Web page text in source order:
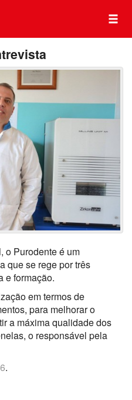
o Purodente é um
que se rege por três
e formação.
em termos de
para melhorar o
a máxima qualidade dos
o responsável pela
.